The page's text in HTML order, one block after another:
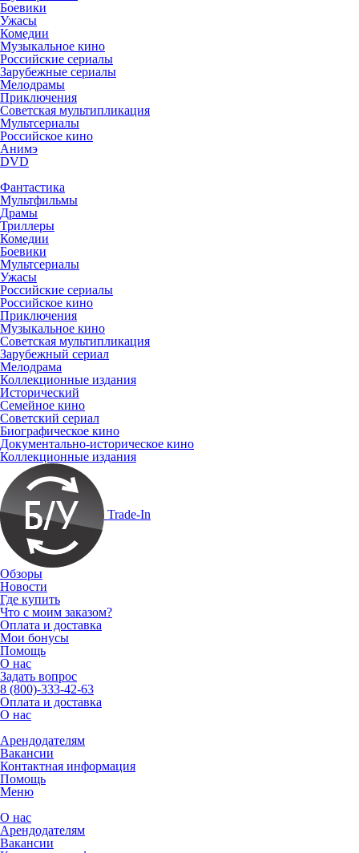
Боевики
Ужасы
Комедии
Музыкальное кино
Российские сериалы
Зарубежные сериалы
Мелодрамы
Приключения
Советская мультипликация
Мультсериалы
Российское кино
Анимэ
DVD
Фантастика
Мультфильмы
Драмы
Триллеры
Комедии
Боевики
Мультсериалы
Ужасы
Российские сериалы
Российское кино
Приключения
Музыкальное кино
Советская мультипликация
Зарубежный сериал
Мелодрама
Коллекционные издания
Исторический
Семейное кино
Советский сериал
Биографическое кино
Документально-историческое кино
Коллекционные издания
Trade-In
Обзоры
Новости
Где купить
Что с моим заказом?
Оплата и доставка
Мои бонусы
Помощь
О нас
Задать вопрос
8 (800)-333-42-63
Оплата и доставка
О нас
Арендодателям
Вакансии
Контактная информация
Помощь
Меню
О нас
Арендодателям
Вакансии